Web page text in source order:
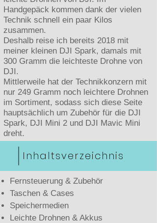
Handgepäck kommen dank der vielen
Technik schnell ein paar Kilos
zusammen.
Deshalb reise ich bereits 2018 mit
meiner kleinen DJI Spark, damals mit
300 Gramm die leichteste Drohne von
DJI.
Mittlerweile hat der Technikkonzern mit
nur 249 Gramm noch leichtere Drohnen
im Sortiment, sodass sich diese Seite
hauptsächlich um Zubehör für die DJI
Spark, DJI Mini 2 und DJI Mavic Mini
dreht.
Inhaltsverzeichnis
Fernsteuerung & Zubehör
Taschen & Cases
Speichermedien
Leichte Drohnen & Akkus